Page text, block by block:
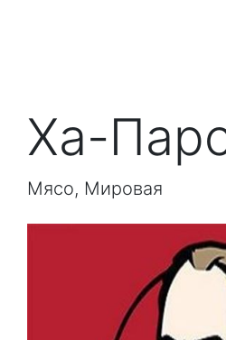
Ха-
Мясо, Мировая